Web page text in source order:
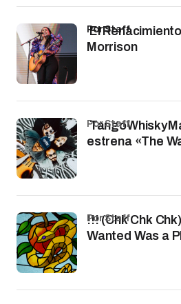
El
Morrison
por Staff
estrena «The
por Staff
!!! (Chk Chk
Wanted Was a
por Staff